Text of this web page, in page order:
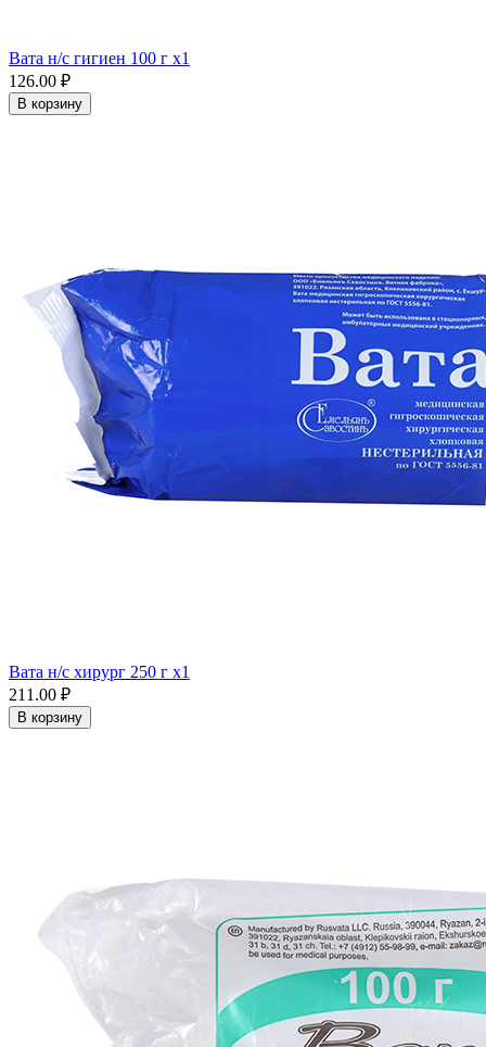
Вата н/с гигиен 100 г x1
126.00 ₽
В корзину
Вата н/с хирург 250 г x1
211.00 ₽
В корзину